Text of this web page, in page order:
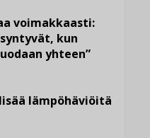
voimakkaasti:
kun
yhteen”
lämpöhäviöitä